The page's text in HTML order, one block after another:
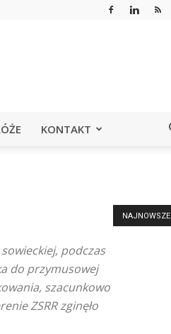
KONTAKT
podczas
do przymusowej
szacunkowo
ZSRR zginęło
NAJNOWSZE